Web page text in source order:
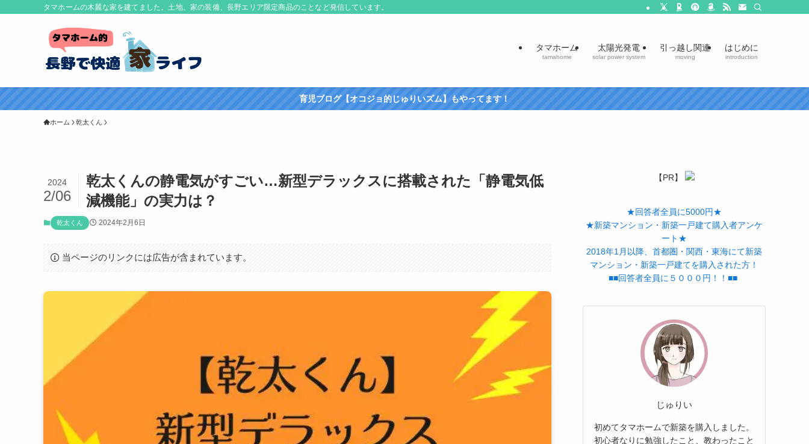
タマホームの木麗な家を建てました。土地、家の装備、長野エリア限定商品のことなど発信しています。
タマホーム
tamahome
太陽光発電
solar power system
引っ越し関連
moving
はじめに
introduction
育児ブログ【オコジョ的じゅりいズム】もやってます！
ホーム 乾太くん
乾太くんの静電気がすごい…新型デラックスに搭載された「静電気低
減機能」の実力は？
2024
2/06
乾太くん 2024年2月6日
当ページのリンクには広告が含まれています。
【PR】
★回答者全員に5000円★
★新築マンション・新築一戸建て購入者アンケ
ート★
2018年1月以降、首都圏・関西・東海にて新築
マンション・新築一戸建てを購入された方！
■■回答者全員に５０００円！！■■
じゅりい
初めてタマホームで新築を購入しました。
初心者なりに勉強したこと、教わったこと